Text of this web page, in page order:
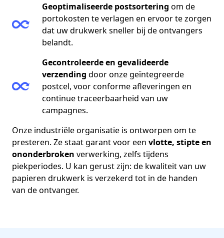
Geoptimaliseerde postsortering om de
portokosten te verlagen en ervoor te zorgen
dat uw drukwerk sneller bij de ontvangers
belandt.
Gecontroleerde en gevalideerde
verzending door onze geïntegreerde
postcel, voor conforme afleveringen en
continue traceerbaarheid van uw
campagnes.
Onze industriële organisatie is ontworpen om te
presteren. Ze staat garant voor een vlotte, stipte en
ononderbroken verwerking, zelfs tijdens
piekperiodes. U kan gerust zijn: de kwaliteit van uw
papieren drukwerk is verzekerd tot in de handen
van de ontvanger.